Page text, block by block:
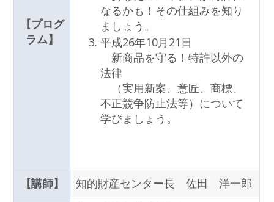
【プログ
ラム】
なるかも！その仕組みを知り
ましょう。
平成26年10月21日
新商品を守る！特許以外の
法律
（実用新案、意匠、商標、
不正競争防止法等）について
学びましょう。
【講師】 知的財産センター長 佐田 洋一郎